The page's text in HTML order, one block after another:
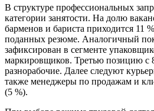
В структуре профессиональных
категории занятости. На долю
барменов и бариста приходится 11
поданных резюме. Аналогичный
зафиксирован в сегменте
маркировщиков. Третью позицию с
разнорабочие. Далее следуют
также менеджеры по продажам и
(5 %).